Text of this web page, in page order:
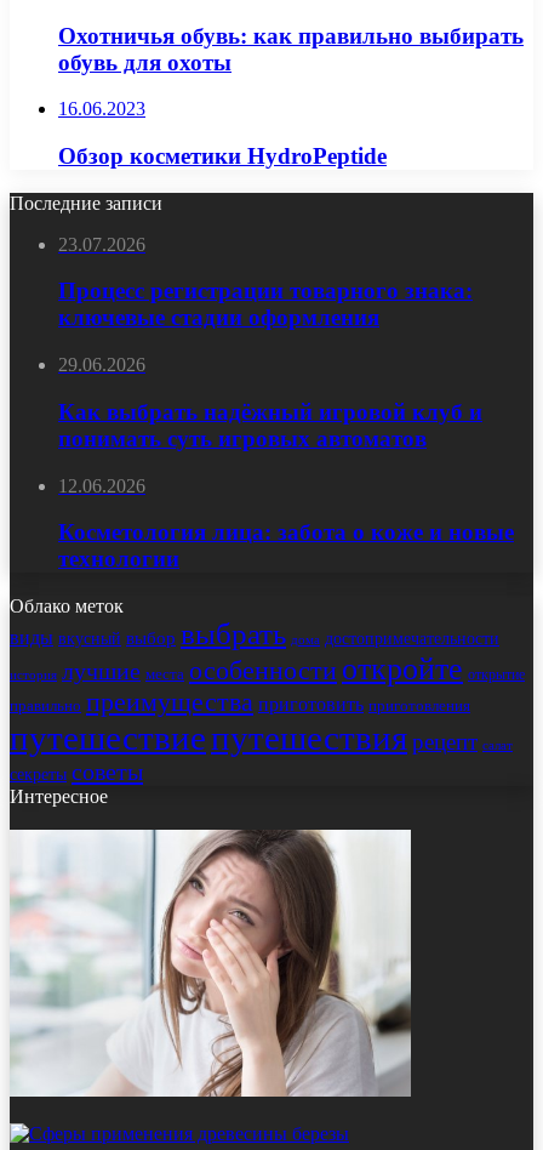
Охотничья обувь: как правильно выбирать
обувь для охоты
16.06.2023
Обзор косметики HydroPeptide
Последние записи
23.07.2026
Процесс регистрации товарного знака:
ключевые стадии оформления
29.06.2026
Как выбрать надёжный игровой клуб и
понимать суть игровых автоматов
12.06.2026
Косметология лица: забота о коже и новые
технологии
Облако меток
виды вкусный выбор выбрать дома достопримечательности
история лучшие места особенности откройте открытие
правильно преимущества приготовить приготовления
путешествиепутешествиярецепт салат
секреты советы
Интересное